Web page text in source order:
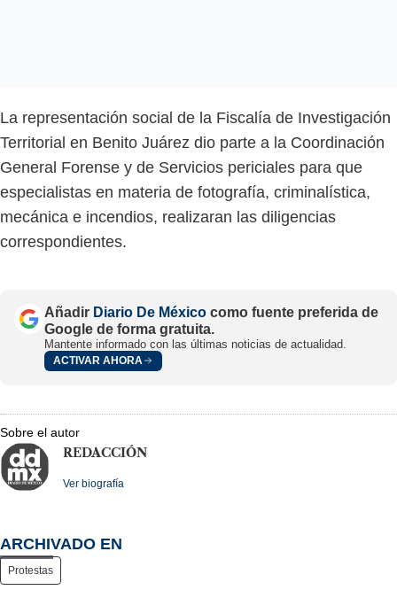
La representación social de la Fiscalía de Investigación
Territorial en Benito Juárez dio parte a la Coordinación
General Forense y de Servicios periciales para que
especialistas en materia de fotografía, criminalística,
mecánica e incendios, realizaran las diligencias
correspondientes.
Añadir Diario De México como fuente preferida de
Google de forma gratuita.
Mantente informado con las últimas noticias de actualidad.
ACTIVAR AHORA
Sobre el autor
REDACCIÓN
Ver biografía
ARCHIVADO EN
Protestas